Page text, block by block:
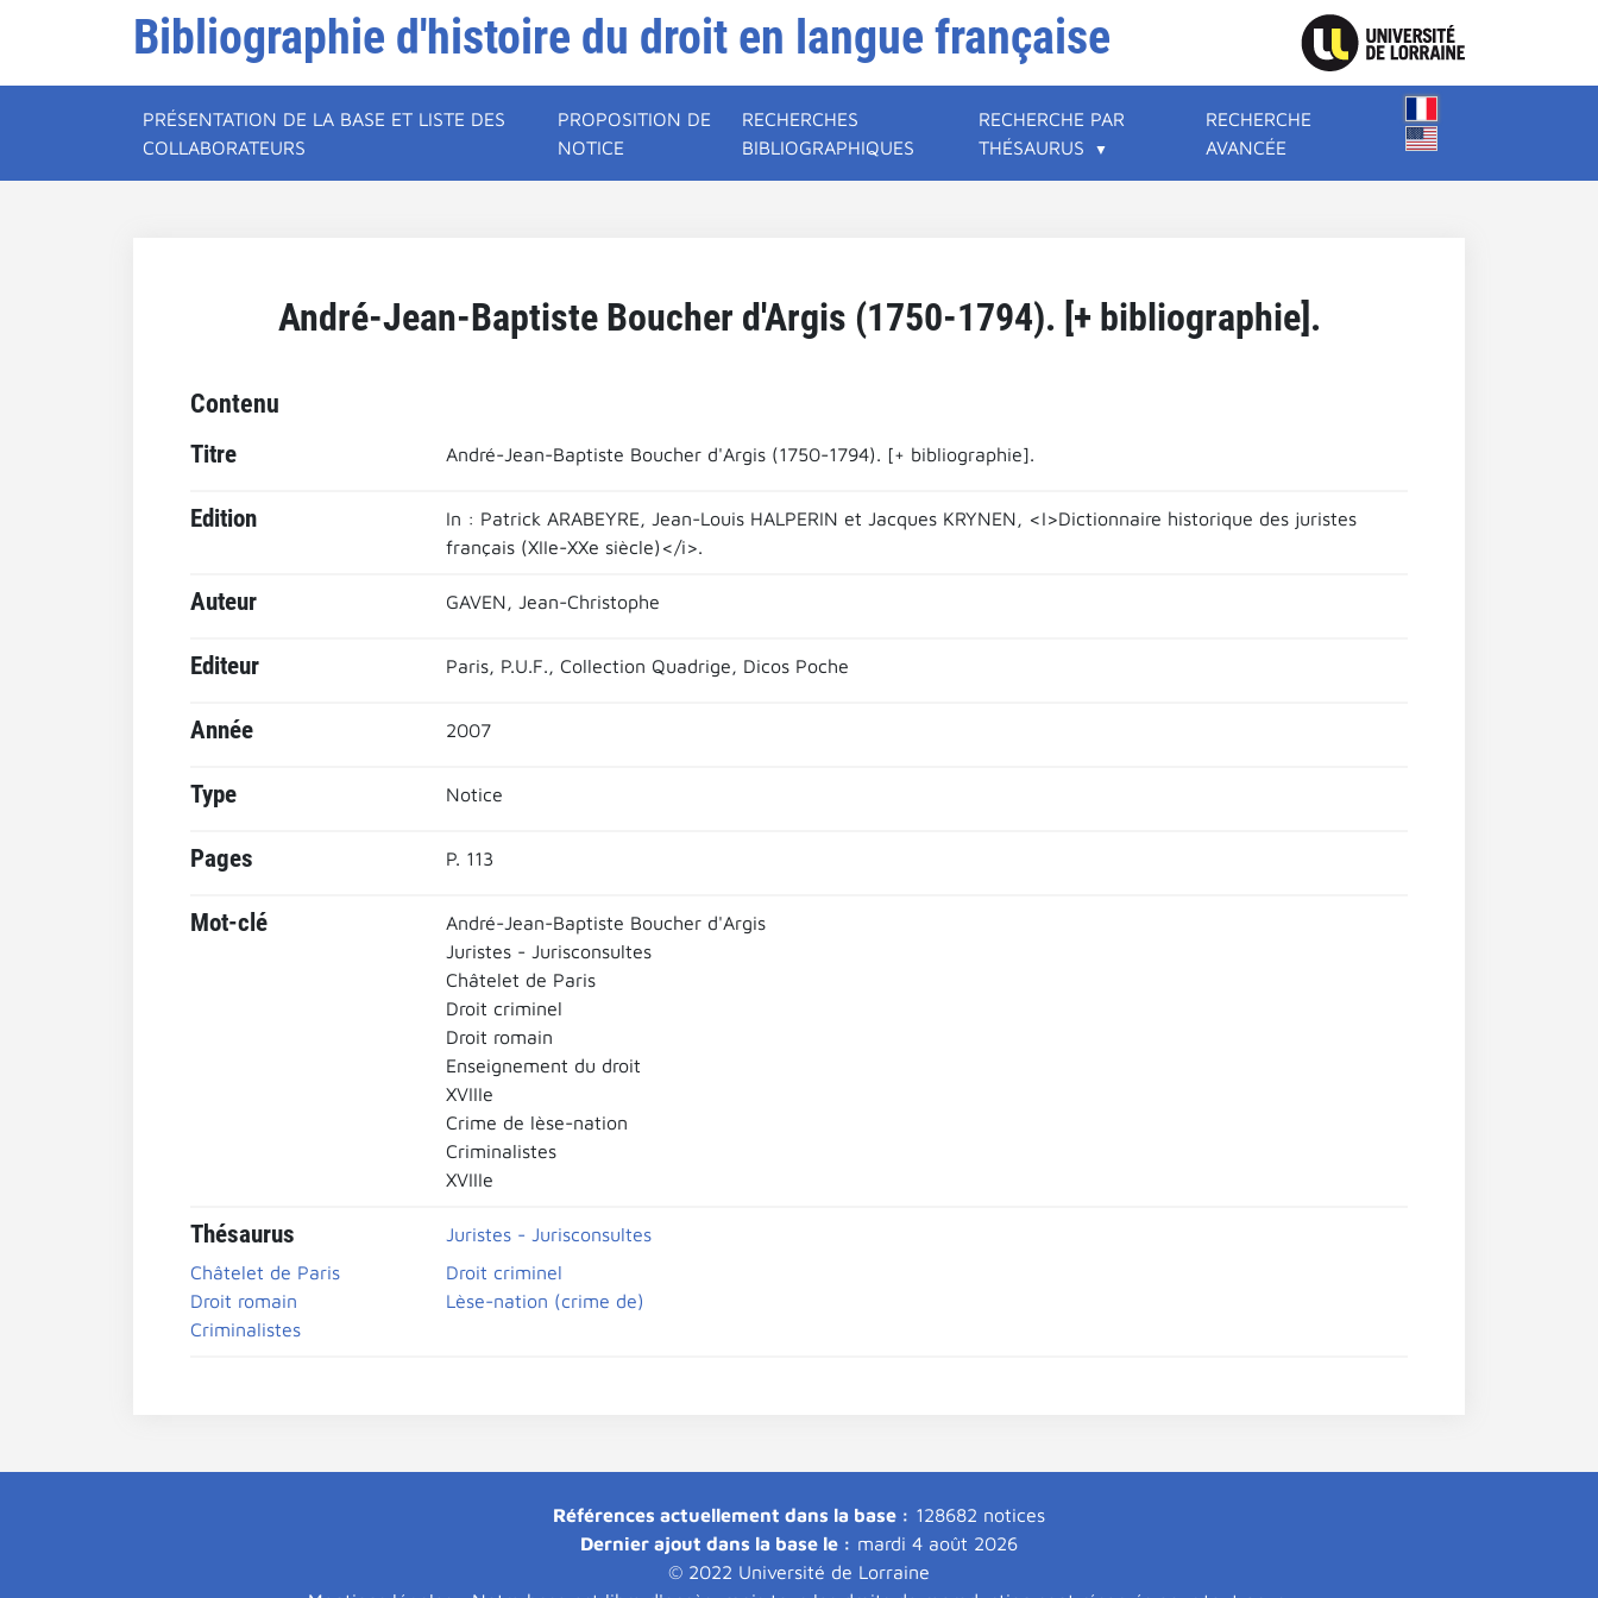
Bibliographie d'histoire du droit en langue française
PRÉSENTATION DE LA BASE ET LISTE DES
COLLABORATEURS
PROPOSITION DE
NOTICE
RECHERCHES
BIBLIOGRAPHIQUES
RECHERCHE PAR
THÉSAURUS
RECHERCHE
AVANCÉE
André-Jean-Baptiste Boucher d'Argis (1750-1794). [+ bibliographie].
Contenu
Titre André-Jean-Baptiste Boucher d'Argis (1750-1794). [+ bibliographie].
Edition
In : Patrick ARABEYRE, Jean-Louis HALPERIN et Jacques KRYNEN, <I>Dictionnaire historique des juristes
français (XIIe-XXe siècle)</i>.
Auteur GAVEN, Jean-Christophe
Editeur Paris, P.U.F., Collection Quadrige, Dicos Poche
Année 2007
Type Notice
Pages P. 113
Mot-clé
André-Jean-Baptiste Boucher d'Argis
Juristes - Jurisconsultes
Châtelet de Paris
Droit criminel
Droit romain
Enseignement du droit
XVIIIe
Crime de lèse-nation
Criminalistes
XVIIIe
Thésaurus
Juristes - Jurisconsultes
Châtelet de Paris
Droit criminel
Droit romain
Lèse-nation (crime de)
Criminalistes
Références actuellement dans la base : 128682 notices
Dernier ajout dans la base le : mardi 4 août 2026
© 2022 Université de Lorraine